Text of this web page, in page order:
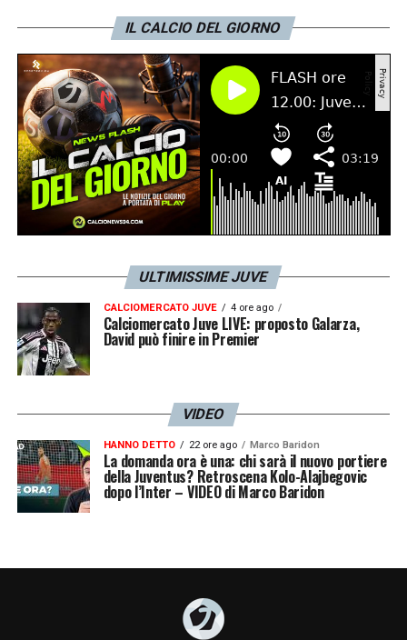
LA PLAYLIST DELLE NOSTRE TOP NEWS
IL CALCIO DEL GIORNO
ULTIMISSIME JUVE
CALCIOMERCATO JUVE 4 ore ago
Calciomercato Juve LIVE: proposto Galarza,
David può finire in Premier
VIDEO
HANNO DETTO 22 ore ago Marco Baridon
La domanda ora è una: chi sarà il nuovo portiere
della Juventus? Retroscena Kolo-Alajbegovic
dopo l’Inter – VIDEO di Marco Baridon